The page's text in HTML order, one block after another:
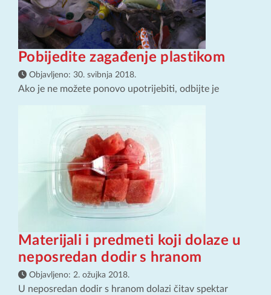
Pobijedite zagađenje plastikom
Objavljeno: 30. svibnja 2018.
Ako je ne možete ponovo upotrijebiti, odbijte je
Materijali i predmeti koji dolaze u
neposredan dodir s hranom
Objavljeno: 2. ožujka 2018.
U neposredan dodir s hranom dolazi čitav spektar